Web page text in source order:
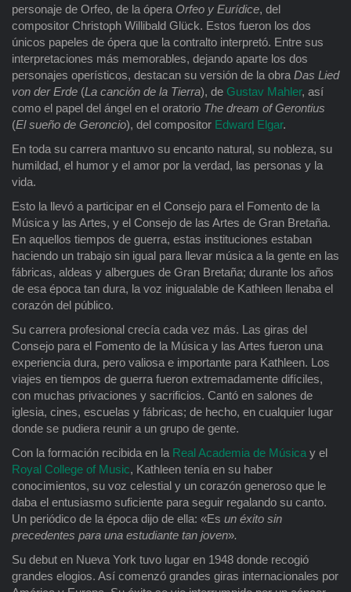
personaje de Orfeo, de la ópera Orfeo y Eurídice, del
compositor Christoph Willibald Glück. Estos fueron los dos
únicos papeles de ópera que la contralto interpretó. Entre sus
interpretaciones más memorables, dejando aparte los dos
personajes operísticos, destacan su versión de la obra Das Lied
von der Erde (La canción de la Tierra), de Gustav Mahler, así
como el papel del ángel en el oratorio The dream of Gerontius
(El sueño de Geroncio), del compositor Edward Elgar.
En toda su carrera mantuvo su encanto natural, su nobleza, su
humildad, el humor y el amor por la verdad, las personas y la
vida.
Esto la llevó a participar en el Consejo para el Fomento de la
Música y las Artes, y el Consejo de las Artes de Gran Bretaña.
En aquellos tiempos de guerra, estas instituciones estaban
haciendo un trabajo sin igual para llevar música a la gente en las
fábricas, aldeas y albergues de Gran Bretaña; durante los años
de esa época tan dura, la voz inigualable de Kathleen llenaba el
corazón del público.
Su carrera profesional crecía cada vez más. Las giras del
Consejo para el Fomento de la Música y las Artes fueron una
experiencia dura, pero valiosa e importante para Kathleen. Los
viajes en tiempos de guerra fueron extremadamente difíciles,
con muchas privaciones y sacrificios. Cantó en salones de
iglesia, cines, escuelas y fábricas; de hecho, en cualquier lugar
donde se pudiera reunir a un grupo de gente.
Con la formación recibida en la Real Academia de Música y el
Royal College of Music, Kathleen tenía en su haber
conocimientos, su voz celestial y un corazón generoso que le
daba el entusiasmo suficiente para seguir regalando su canto.
Un periódico de la época dijo de ella: «Es un éxito sin
precedentes para una estudiante tan joven».
Su debut en Nueva York tuvo lugar en 1948 donde recogió
grandes elogios. Así comenzó grandes giras internacionales por